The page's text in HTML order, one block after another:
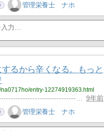
管理栄養士 ナホ
するから辛くなる。もっと
entry-12274919363.html
…
9年前
管理栄養士 ナホ